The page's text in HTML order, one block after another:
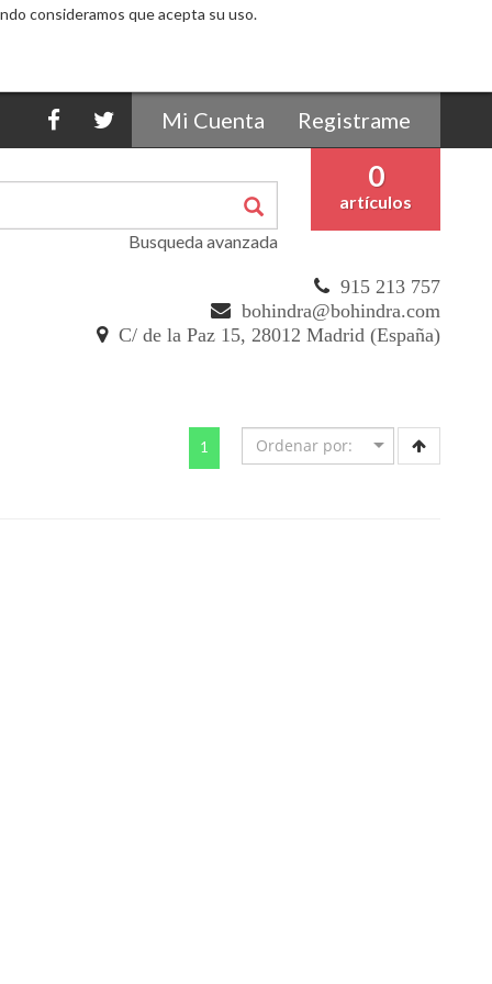
consideramos que acepta su uso.
Mi Cuenta Registrame
0
artículos
Busqueda avanzada
915 213 757
bohindra@bohindra.com
C/ de la Paz 15, 28012 Madrid (España)
1 (current)